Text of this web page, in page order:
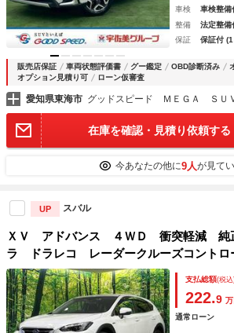
車検
車検整備
整備
法定整備
保証
保証付
販売店保証 車両状態評価書 グー鑑定 OBD診断済み
オプション見積り可
ローン仮審査
愛知県東海市 グッドスピード ＭＥＧＡ ＳＵ
在庫を確認・見積り依頼する
今あなたの他に9人が見て
UP スバル
ＸＶ アドバンス ４ＷＤ 衝突軽減 純
ラ ドラレコ レーダークルーズコント
サー スマートキー ＬＥＤヘッドライト
ルミ オートハイビーム 車線逸脱警報
支払総額(税込
222.9 万
通常ローン